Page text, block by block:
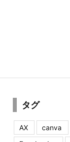
タグ
AX canva